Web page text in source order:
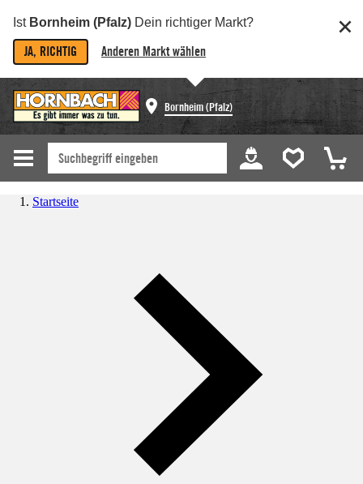
Ist Bornheim (Pfalz) Dein richtiger Markt?
JA, RICHTIG Anderen Markt wählen
Bornheim (Pfalz)
Startseite